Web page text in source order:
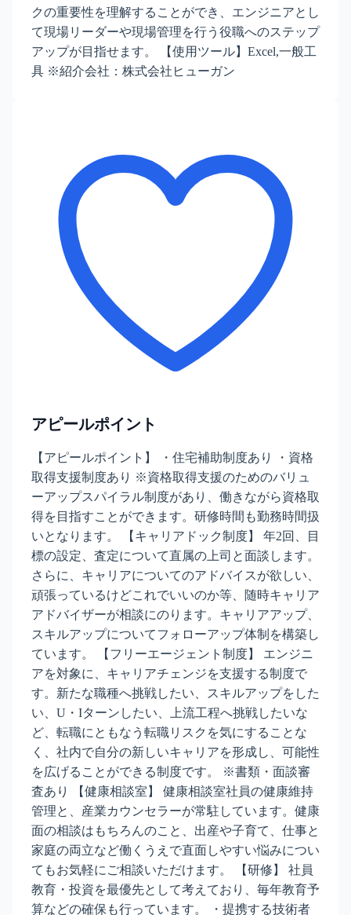
クの重要性を理解することができ、エンジニアとし
て現場リーダーや現場管理を行う役職へのステップ
アップが目指せます。 【使用ツール】Excel,一般工
具 ※紹介会社：株式会社ヒューガン
アピールポイント
【アピールポイント】 ・住宅補助制度あり ・資格
取得支援制度あり ※資格取得支援のためのバリュ
ーアップスパイラル制度があり、働きながら資格取
得を目指すことができます。研修時間も勤務時間扱
いとなります。 【キャリアドック制度】 年2回、目
標の設定、査定について直属の上司と面談します。
さらに、キャリアについてのアドバイスが欲しい、
頑張っているけどこれでいいのか等、随時キャリア
アドバイザーが相談にのります。キャリアアップ、
スキルアップについてフォローアップ体制を構築し
ています。 【フリーエージェント制度】 エンジニ
アを対象に、キャリアチェンジを支援する制度で
す。新たな職種へ挑戦したい、スキルアップをした
い、U・Iターンしたい、上流工程へ挑戦したいな
ど、転職にともなう転職リスクを気にすることな
く、社内で自分の新しいキャリアを形成し、可能性
を広げることができる制度です。 ※書類・面談審
査あり 【健康相談室】 健康相談室社員の健康維持
管理と、産業カウンセラーが常駐しています。健康
面の相談はもちろんのこと、出産や子育て、仕事と
家庭の両立など働くうえで直面しやすい悩みについ
てもお気軽にご相談いただけます。 【研修】 社員
教育・投資を最優先として考えており、毎年教育予
算などの確保も行っています。 ・提携する技術者